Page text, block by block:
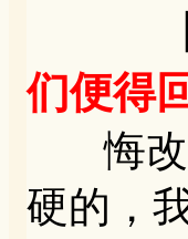
【哀
们便得
悔改
硬的，